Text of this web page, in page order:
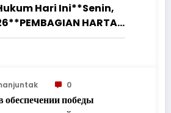
Hari Ini**Senin,
HARTA
TANAH DAN BANGUNAN
DIPEROLEH SELAMA
0
победы